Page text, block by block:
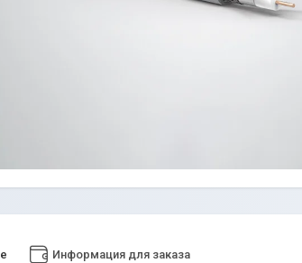
Информация для заказа